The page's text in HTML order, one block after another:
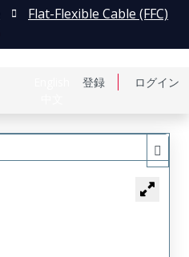
登録 ログイン
Flat-Flexible Cable (FFC)